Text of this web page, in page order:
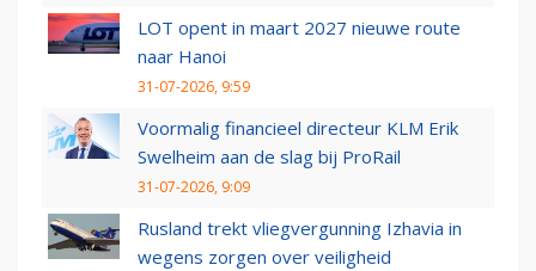
LOT opent in maart 2027 nieuwe route
naar Hanoi
31-07-2026, 9:59
Voormalig financieel directeur KLM Erik
Swelheim aan de slag bij ProRail
31-07-2026, 9:09
Rusland trekt vliegvergunning Izhavia in
wegens zorgen over veiligheid